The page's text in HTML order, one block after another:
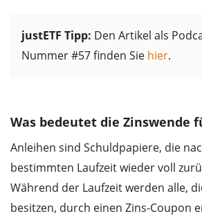
justETF Tipp: Den Artikel als
Nummer #57 finden Sie hier.
Was bedeutet die Zinswende
Anleihen sind Schuldpapiere, die
bestimmten Laufzeit wieder voll
Während der Laufzeit werden alle,
besitzen, durch einen Zins-Coupon